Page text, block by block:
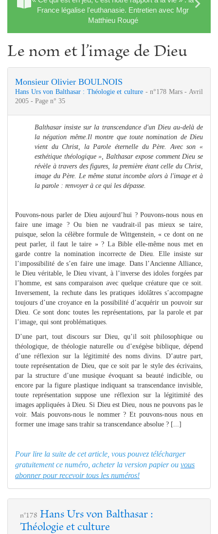
France légalise l'euthanasie. Entretien avec Mgr
Matthieu Rougé
Le nom et l’image de Dieu
Monsieur Olivier BOULNOIS
Hans Urs von Balthasar : Théologie et culture - n°178 Mars - Avril
2005 - Page n° 35
Balthasar insiste sur la transcendance d'un Dieu au-delà de
la négation même.Il montre que toute nomination de Dieu
vient du Christ, la Parole éternelle du Père.
Avec son «
esthétique théologique », Balthasar expose comment Dieu se
révèle à travers des figures, la première étant celle du Christ,
image du Père. Le même statut incombe alors à l'image et à
la parole : renvoyer à ce qui les dépasse.
Pouvons-nous parler de Dieu aujourd’hui ? Pouvons-nous nous en
faire une image ? Ou bien ne vaudrait-il pas mieux se taire,
puisque, selon la célèbre formule de Wittgenstein, « ce dont on ne
peut parler, il faut le taire » ? La Bible elle-même nous met en
garde contre la nomination incorrecte de Dieu. Elle insiste sur
l’impossibilité de s’en faire une image. Dans l’Ancienne Alliance,
le Dieu véritable, le Dieu vivant, à l’inverse des idoles forgées par
l’homme, est sans comparaison avec quelque créature que ce soit.
Inversement, la rechute dans les pratiques idolâtres s’accompagne
toujours d’une croyance en la possibilité d’acquérir un pouvoir sur
Dieu. Ce sont donc toutes les représentations, par la parole et par
l’image, qui sont problématiques.
D’une part, tout discours sur Dieu, qu’il soit philosophique ou
théologique, de théologie naturelle ou d’exégèse biblique, dépend
d’une réflexion sur la légitimité des noms divins. D’autre part,
toute représentation de Dieu, que ce soit par le style des écrivains,
par la structure d’une musique évoquant sa beauté indicible, ou
encore par la figure plastique indiquant sa transcendance invisible,
toute représentation suppose une réflexion sur la légitimité des
images appliquées à Dieu. Si Dieu est Dieu, nous ne pouvons pas le
voir. Mais pouvons-nous le nommer ? Et pouvons-nous nous en
former une image sans trahir sa transcendance absolue ? [...]
Pour lire la suite de cet article, vous pouvez télécharger
gratuitement ce numéro, acheter la version papier ou vous
abonner pour recevoir tous les numéros!
n°178 Hans Urs von Balthasar :
Théologie et culture